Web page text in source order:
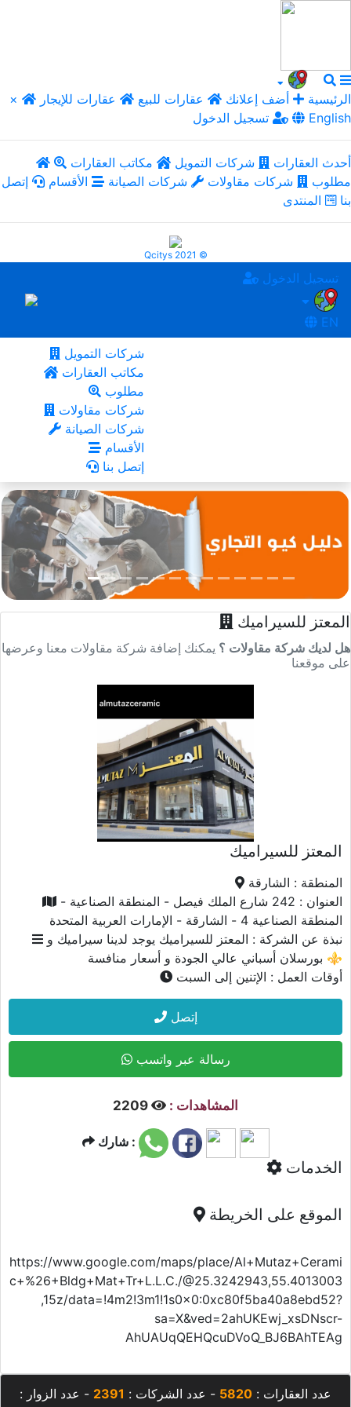
× الرئيسية أضف إعلانك عقارات للبيع
عقارات للإيجار
تسجيل الدخول
English
أحدث العقارات شركات التمويل
مكاتب العقارات
مطلوب
شركات مقاولات شركات الصيانة الأقسام
إتصل
بنا
المنتدى
Qcitys 2021 ©
تسجيل الدخول
EN
شركات التمويل
مكاتب العقارات
مطلوب
شركات مقاولات
شركات الصيانة
الأقسام
إتصل بنا
المعتز للسيراميك
هل لديك شركة مقاولات ؟ يمكنك إضافة شركة مقاولات معنا وعرضها
على موقعنا
المعتز للسيراميك
المنطقة : الشارقة
العنوان :
242 شارع الملك فيصل - المنطقة الصناعية -
المنطقة الصناعية 4 - الشارقة - الإمارات العربية المتحدة
نبذة عن الشركة : المعتز للسيراميك يوجد لدينا سيراميك و
بورسلان أسباني عالي الجودة و أسعار منافسة ⚜️
أوقات العمل : الإتنين إلى السبت
إتصل
رسالة عبر واتسب
المشاهدات :
شارك :
الخدمات
الموقع على الخريطة
https://www.google.com/maps/place/Al+Mutaz+Cerami
c+%26+Bldg+Mat+Tr+L.L.C./@25.3242943,55.4013003
,15z/data=!4m2!3m1!1s0x0:0xc80f5ba40a8ebd52?
sa=X&ved=2ahUKEwj_xsDNscr-
AhUAUqQEHQcuDVoQ_BJ6BAhTEAg
عدد العقارات : 5820 - عدد الشركات : 2391 - عدد الزوار :